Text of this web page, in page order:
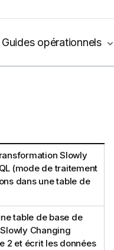
Guides opérationnels
Slowly
(mode de traitement
dans une table de
table de base de
Changing
2 et écrit les données